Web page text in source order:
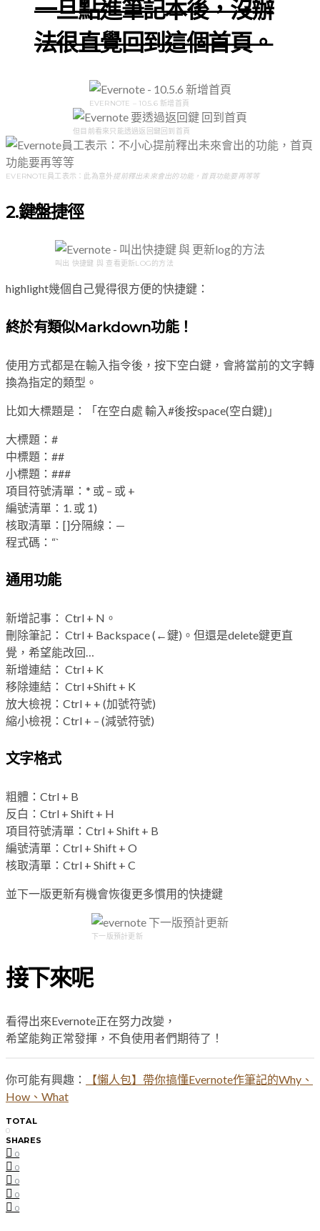
一旦點進筆記本後，沒辦
法很直覺回到這個首頁。
EVERNOTE – 10.5.6 新增首頁
但目前看來只能透過返回鍵回到首頁
EVERNOTE員工表示：此為意外提前釋出未來會出的功能，首頁功能要再等等
2.鍵盤捷徑
叫出 快捷鍵 與 查看更新LOG的方法
highlight幾個自己覺得很方便的快捷鍵：
終於有類似Markdown功能！
使用方式都是在輸入指令後，按下空白鍵，會將當前的文字轉
換為指定的類型。
比如大標題是：「在空白處 輸入#後按space(空白鍵)」
大標題：#
中標題：##
小標題：###
項目符號清單：* 或 – 或 +
編號清單：1. 或 1)
核取清單：[]分隔線：—
程式碼：“`
通用功能
新增記事： Ctrl + N。
刪除筆記： Ctrl + Backspace (←鍵)。但還是delete鍵更直
覺，希望能改回…
新增連結： Ctrl + K
移除連結： Ctrl +Shift + K
放大檢視：Ctrl + + (加號符號)
縮小檢視：Ctrl + – (減號符號)
文字格式
粗體：Ctrl + B
反白：Ctrl + Shift + H
項目符號清單：Ctrl + Shift + B
編號清單：Ctrl + Shift + O
核取清單：Ctrl + Shift + C
並下一版更新有機會恢復更多慣用的快捷鍵
下一版預計更新
接下來呢
看得出來Evernote正在努力改變，
希望能夠正常發揮，不負使用者們期待了！
你可能有興趣：
【懶人包】帶你搞懂Evernote作筆記的Why、
How、What
TOTAL
0
SHARES
0
0
0
0
0